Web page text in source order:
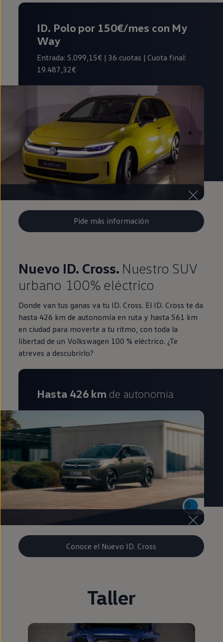
Pide más información
ID. Polo por 150€/mes con My
Way
Entrada: 5.099,15€ | 36 cuotas | Cuota final:
19.487,32€
Nuevo ID. Cross. Nuestro SUV
urbano 100% eléctrico
Donde van tus ganas va tu ID. Cross. El ID. Cross te da
hasta 426 km de autonomía en ruta y hasta 561 km
en ciudad para moverte a tu ritmo, con toda la
libertad de un Volkswagen 100 % eléctrico. ¿Te
atreves a descubrirlo?
Conoce el Nuevo ID. Cross
Hasta 426 km de autonomia
Taller